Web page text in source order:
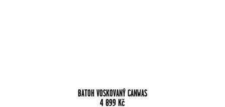
BATOH VOSKOVANÝ CANWAS
4 899Kč